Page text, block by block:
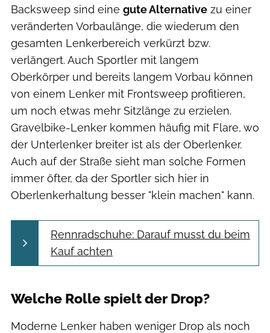
Backsweep sind eine gute Alternative zu einer
veränderten Vorbaulänge, die wiederum den
gesamten Lenkerbereich verkürzt bzw.
verlängert. Auch Sportler mit langem
Oberkörper und bereits langem Vorbau können
von einem Lenker mit Frontsweep profitieren,
um noch etwas mehr Sitzlänge zu erzielen.
Gravelbike-Lenker kommen häufig mit Flare, wo
der Unterlenker breiter ist als der Oberlenker.
Auch auf der Straße sieht man solche Formen
immer öfter, da der Sportler sich hier in
Oberlenkerhaltung besser "klein machen" kann.
Rennradschuhe: Darauf musst du beim
Kauf achten
Welche Rolle spielt der Drop?
Moderne Lenker haben weniger Drop als noch